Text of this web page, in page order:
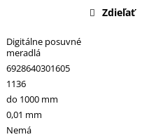
Digitálne posuvné
meradlá
6928640301605
1136
do 1000 mm
0,01 mm
Nemá
Zdieľať